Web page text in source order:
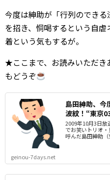
今度は紳助が「行列のでき
を招き、恫喝するという自
着という気もするが。
★ここまで、お読みいただき
もどうぞ
島田紳助、今
波紋！“東京
2009年10月3日放
でお笑いトリオ
呼んだ島田紳助（
geinou-7days.net